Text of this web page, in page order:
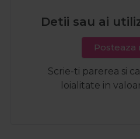
Detii sau ai
Posteaza
Scrie-ti parerea si
loialitate in